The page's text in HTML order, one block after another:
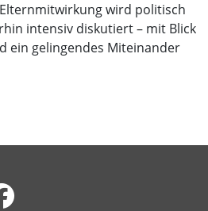
wird politisch
intensiv diskutiert – mit Blick
ein gelingendes Miteinander